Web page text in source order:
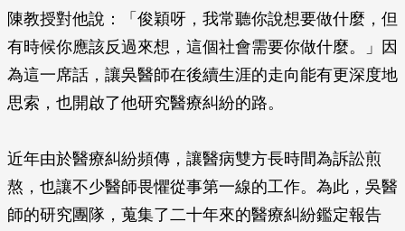
陳教授對他說：「俊穎呀，我常聽你說想要做什麼，但
有時候你應該反過來想，這個社會需要你做什麼。」因
為這一席話，讓吳醫師在後續生涯的走向能有更深度地
思索，也開啟了他研究醫療糾紛的路。
近年由於醫療糾紛頻傳，讓醫病雙方長時間為訴訟煎
熬，也讓不少醫師畏懼從事第一線的工作。為此，吳醫
師的研究團隊，蒐集了二十年來的醫療糾紛鑑定報告